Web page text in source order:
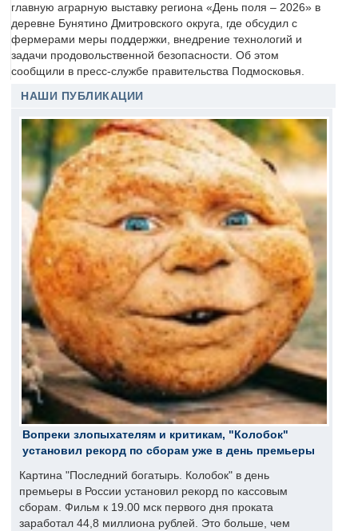
главную аграрную выставку региона «День поля – 2026» в
деревне Бунятино Дмитровского округа, где обсудил с
фермерами меры поддержки, внедрение технологий и
задачи продовольственной безопасности. Об этом
сообщили в пресс-службе правительства Подмосковья.
НАШИ ПУБЛИКАЦИИ
Вопреки злопыхателям и критикам, "Колобок"
установил рекорд по сборам уже в день премьеры
Картина "Последний богатырь. Колобок" в день
премьеры в России установил рекорд по кассовым
сборам. Фильм к 19.00 мск первого дня проката
заработал 44,8 миллиона рублей. Это больше, чем